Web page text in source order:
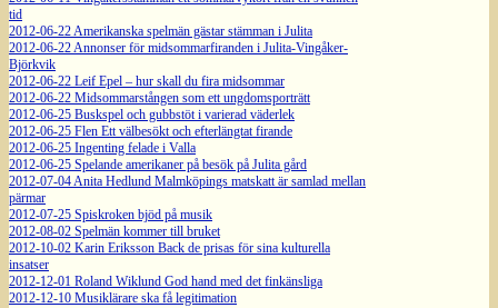
tid
2012-06-22 Amerikanska spelmän gästar stämman i Julita
2012-06-22 Annonser för midsommarfiranden i Julita-Vingåker-
Björkvik
2012-06-22 Leif Epel – hur skall du fira midsommar
2012-06-22 Midsommarstången som ett ungdomsporträtt
2012-06-25 Buskspel och gubbstöt i varierad väderlek
2012-06-25 Flen Ett välbesökt och efterlängtat firande
2012-06-25 Ingenting felade i Valla
2012-06-25 Spelande amerikaner på besök på Julita gård
2012-07-04 Anita Hedlund Malmköpings matskatt är samlad mellan
pärmar
2012-07-25 Spiskroken bjöd på musik
2012-08-02 Spelmän kommer till bruket
2012-10-02 Karin Eriksson Back de prisas för sina kulturella
insatser
2012-12-01 Roland Wiklund God hand med det finkänsliga
2012-12-10 Musiklärare ska få legitimation